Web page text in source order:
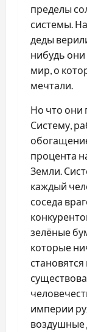
пределы
системы .
деды
нибудь они
мир, о
мечтали.
Но что они
Систему,
процента
Земли.
каждый
соседа
зелёные
которые
империи
воздушные